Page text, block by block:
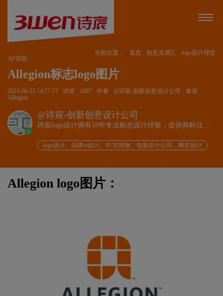
当前位置： 首页 创意灵感汇
logo设计理念
AF安防
Allegion标志logo图片
2023-06-25 14:27:17 浏览 1897 作者 @诗宸-创新创意设计公司
来源
Allegion
v
@诗宸-创新创意设计公司
诗宸logo设计拥有18年专业标志设计经验，提供商标注册
logo设计、品牌vi设计、IP/吉祥物、包装设计公司、网页设计
Allegion logo图片：